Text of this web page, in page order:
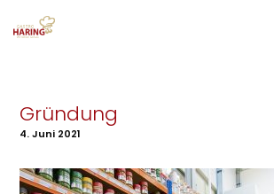
Gründung
4. Juni 2021